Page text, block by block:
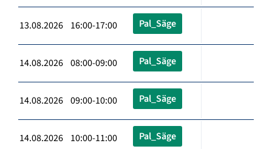
13.08.2026 16:00-17:00 Pal_Säge
14.08.2026 08:00-09:00 Pal_Säge
14.08.2026 09:00-10:00 Pal_Säge
14.08.2026 10:00-11:00 Pal_Säge